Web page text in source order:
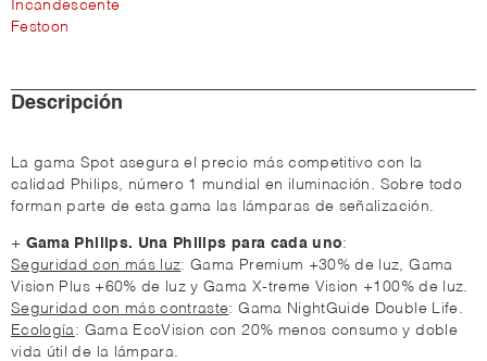
Incandescente
Festoon
Descripción
La gama Spot asegura el precio más competitivo con la
calidad Philips, número 1 mundial en iluminación. Sobre todo
forman parte de esta gama las lámparas de señalización.
+ Gama Philips. Una Philips para cada uno:
Seguridad con más luz: Gama Premium +30% de luz, Gama
Vision Plus +60% de luz y Gama X-treme Vision +100% de luz.
Seguridad con más contraste: Gama NightGuide Double Life.
Ecología: Gama EcoVision con 20% menos consumo y doble
vida útil de la lámpara.